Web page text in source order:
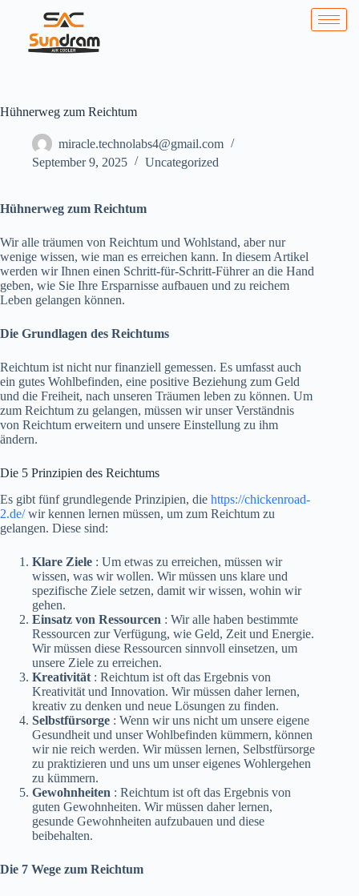
Hühnerweg zum Reichtum
miracle.technolabs4@gmail.com
September 9, 2025
Uncategorized
Hühnerweg zum Reichtum
Wir alle träumen von Reichtum und Wohlstand, aber nur
wenige wissen, wie man es erreichen kann. In diesem Artikel
werden wir Ihnen einen Schritt-für-Schritt-Führer an die Hand
geben, wie Sie Ihre Ersparnisse aufbauen und zu reichem
Leben gelangen können.
Die Grundlagen des Reichtums
Reichtum ist nicht nur finanziell gemessen. Es umfasst auch
ein gutes Wohlbefinden, eine positive Beziehung zum Geld
und die Freiheit, nach unseren Träumen leben zu können. Um
zum Reichtum zu gelangen, müssen wir unser Verständnis
von Reichtum erweitern und unsere Einstellung zu ihm
ändern.
Die 5 Prinzipien des Reichtums
Es gibt fünf grundlegende Prinzipien, die https://chickenroad-
2.de/wir kennen lernen müssen, um zum Reichtum zu
gelangen. Diese sind:
Klare Ziele : Um etwas zu erreichen, müssen wir
wissen, was wir wollen. Wir müssen uns klare und
spezifische Ziele setzen, damit wir wissen, wohin wir
gehen.
Einsatz von Ressourcen : Wir alle haben bestimmte
Ressourcen zur Verfügung, wie Geld, Zeit und Energie.
Wir müssen diese Ressourcen sinnvoll einsetzen, um
unsere Ziele zu erreichen.
Kreativität : Reichtum ist oft das Ergebnis von
Kreativität und Innovation. Wir müssen daher lernen,
kreativ zu denken und neue Lösungen zu finden.
Selbstfürsorge : Wenn wir uns nicht um unsere eigene
Gesundheit und unser Wohlbefinden kümmern, können
wir nie reich werden. Wir müssen lernen, Selbstfürsorge
zu praktizieren und uns um unser eigenes Wohlergehen
zu kümmern.
Gewohnheiten : Reichtum ist oft das Ergebnis von
guten Gewohnheiten. Wir müssen daher lernen,
gesunde Gewohnheiten aufzubauen und diese
beibehalten.
Die 7 Wege zum Reichtum